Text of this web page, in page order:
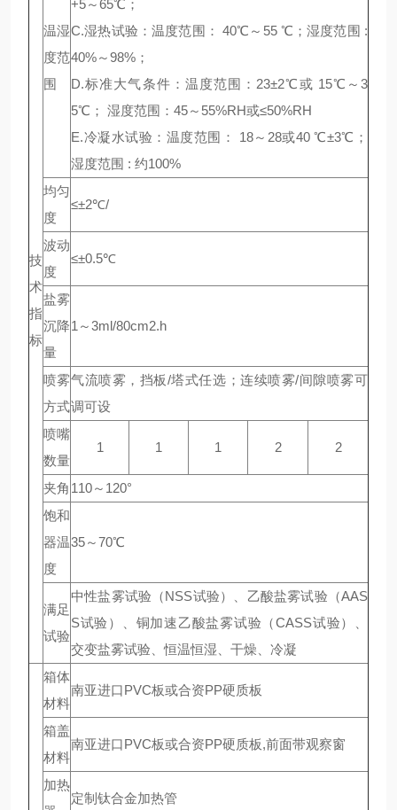
技
术
指
标
温湿
度范
围
+5～65℃；
C.湿热试验：温度范围： 40℃～55 ℃；湿度范围 :
40%～98%；
D.标准大气条件：温度范围：23±2℃或 15℃～3
5℃； 湿度范围：45～55%RH或≤50%RH
E.冷凝水试验：温度范围： 18～28或40 ℃±3℃；
湿度范围 : 约100%
均匀
度
≤±2℃/
波动
度
≤±0.5℃
盐雾
沉降
量
1～3ml/80cm2.h
喷雾
方式
气流喷雾，挡板/塔式任选；连续喷雾/间隙喷雾可
调可设
喷嘴
数量
1 1 1 2 2
夹角 110～120°
饱和
器温
度
35～70℃
满足
试验
中性盐雾试验（NSS试验）、乙酸盐雾试验（AAS
S试验）、铜加速乙酸盐雾试验（CASS试验）、
交变盐雾试验、恒温恒湿、干燥、冷凝
箱体
材料
南亚进口PVC板或合资PP硬质板
箱盖
材料
南亚进口PVC板或合资PP硬质板,前面带观察窗
加热
定制钛合金加热管